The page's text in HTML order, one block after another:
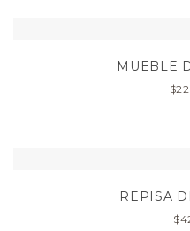
MUEBLE
$
REPISA
$